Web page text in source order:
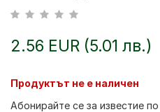
2.56 EUR (5.01 лв.)
Продуктът не е наличен
Абонирайте се за известие